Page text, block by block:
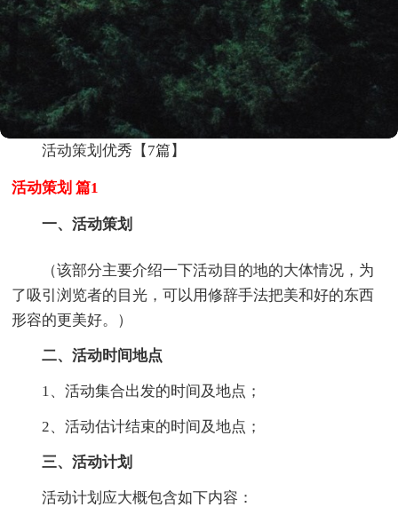
活动策划优秀【7篇】
活动策划 篇1
一、活动策划
（该部分主要介绍一下活动目的地的大体情况，为
了吸引浏览者的目光，可以用修辞手法把美和好的东西
形容的更美好。）
二、活动时间地点
1、活动集合出发的时间及地点；
2、活动估计结束的时间及地点；
三、活动计划
活动计划应大概包含如下内容：